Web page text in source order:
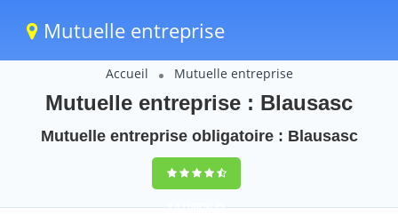
Mutuelle entreprise
Accueil Mutuelle entreprise
Mutuelle entreprise : Blausasc
Mutuelle entreprise obligatoire : Blausasc
9,5(100%)29